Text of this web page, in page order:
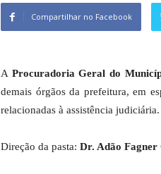
Compartilhar no Facebook
A Procuradoria Geral do
demais órgãos da prefeitura, em
relacionadas à assistência judiciária.
Direção da pasta: Dr. Adão